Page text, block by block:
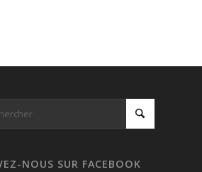
NOUS SUR FACEBOOK